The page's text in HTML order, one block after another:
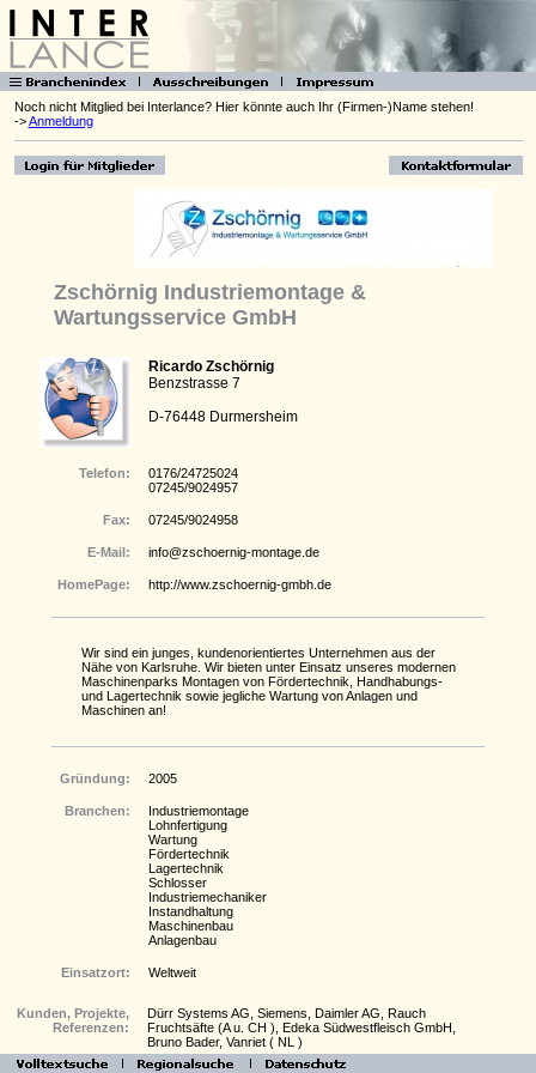
Noch nicht Mitglied bei Interlance? Hier könnte auch Ihr (Firmen-)Name stehen!
->Anmeldung
Zschörnig Industriemontage &
Wartungsservice GmbH
Ricardo Zschörnig
Benzstrasse 7
D-76448 Durmersheim
Telefon:
0176/24725024
07245/9024957
Fax: 07245/9024958
E-Mail: info@zschoernig-montage.de
HomePage: http://www.zschoernig-gmbh.de
Wir sind ein junges, kundenorientiertes Unternehmen aus der
Nähe von Karlsruhe. Wir bieten unter Einsatz unseres modernen
Maschinenparks Montagen von Fördertechnik, Handhabungs-
und Lagertechnik sowie jegliche Wartung von Anlagen und
Maschinen an!
Gründung: 2005
Branchen:
Industriemontage
Lohnfertigung
Wartung
Fördertechnik
Lagertechnik
Schlosser
Industriemechaniker
Instandhaltung
Maschinenbau
Anlagenbau
Einsatzort: Weltweit
Kunden, Projekte,
Referenzen:
Dürr Systems AG, Siemens, Daimler AG, Rauch
Fruchtsäfte (A u. CH ), Edeka Südwestfleisch GmbH,
Bruno Bader, Vanriet ( NL )